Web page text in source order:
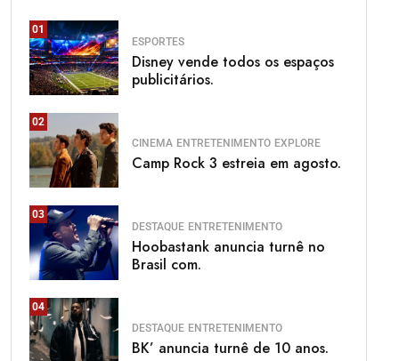
01
ESPORTES
Disney vende todos os espaços
publicitários.
02
CINEMA ENTRETENIMENTO EXPLORE
Camp Rock 3 estreia em agosto.
03
DESTAQUE ENTRETENIMENTO
Hoobastank anuncia turnê no
Brasil com.
04
DESTAQUE ENTRETENIMENTO
BK’ anuncia turnê de 10 anos.